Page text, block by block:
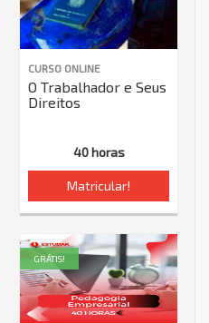
CURSO ONLINE
O Trabalhador e Seus
Direitos
40 horas
Matricular!
GRÁTIS!